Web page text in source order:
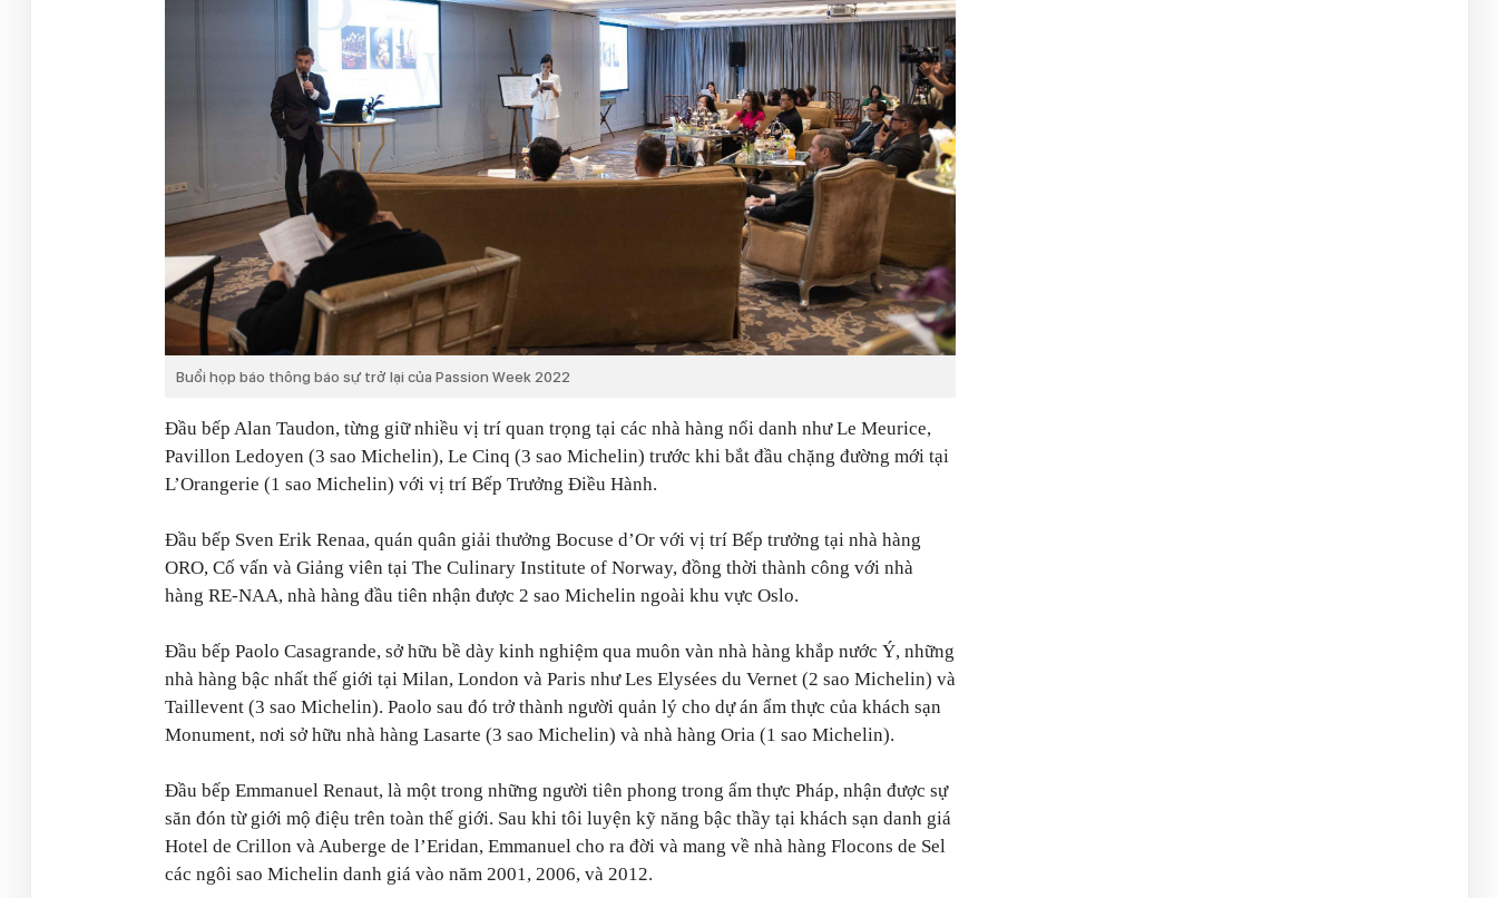
Buổi họp báo thông báo sự trở lại của Passion Week 2022
Đầu bếp Alan Taudon, từng giữ nhiều vị trí quan trọng tại các nhà hàng nổi danh như Le Meurice,
Pavillon Ledoyen (3 sao Michelin), Le Cinq (3 sao Michelin) trước khi bắt đầu chặng đường mới tại
L’Orangerie (1 sao Michelin) với vị trí Bếp Trưởng Điều Hành.
Đầu bếp Sven Erik Renaa, quán quân giải thưởng Bocuse d’Or với vị trí Bếp trưởng tại nhà hàng
ORO, Cố vấn và Giảng viên tại The Culinary Institute of Norway, đồng thời thành công với nhà
hàng RE-NAA, nhà hàng đầu tiên nhận được 2 sao Michelin ngoài khu vực Oslo.
Đầu bếp Paolo Casagrande, sở hữu bề dày kinh nghiệm qua muôn vàn nhà hàng khắp nước Ý, những
nhà hàng bậc nhất thế giới tại Milan, London và Paris như Les Elysées du Vernet (2 sao Michelin) và
Taillevent (3 sao Michelin). Paolo sau đó trở thành người quản lý cho dự án ẩm thực của khách sạn
Monument, nơi sở hữu nhà hàng Lasarte (3 sao Michelin) và nhà hàng Oria (1 sao Michelin).
Đầu bếp Emmanuel Renaut, là một trong những người tiên phong trong ẩm thực Pháp, nhận được sự
săn đón từ giới mộ điệu trên toàn thế giới. Sau khi tôi luyện kỹ năng bậc thầy tại khách sạn danh giá
Hotel de Crillon và Auberge de l’Eridan, Emmanuel cho ra đời và mang về nhà hàng Flocons de Sel
các ngôi sao Michelin danh giá vào năm 2001, 2006, và 2012.